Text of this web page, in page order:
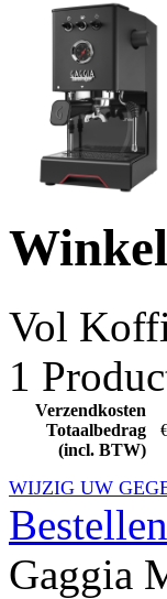
Vol
1
Verzendkosten
Totaalbedrag
(incl. BTW)
WIJZIG UW
Bestellen
Gaggia